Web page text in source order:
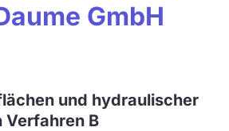
GmbH
und hydraulischer
Verfahren B